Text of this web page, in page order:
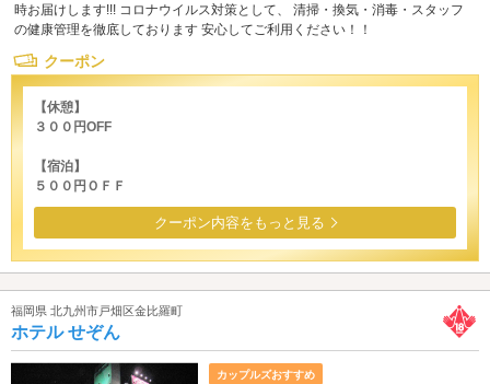
時お届けします!!! コロナウイルス対策として、 清掃・換気・消毒・スタッフ
の健康管理を徹底しております 安心してご利用ください！！
クーポン
【休憩】
３００円OFF
【宿泊】
５００円ＯＦＦ
クーポン内容をもっと見る
福岡県 北九州市戸畑区金比羅町
ホテル せぞん
カップルズおすすめ